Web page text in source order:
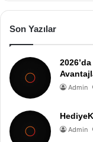
Son Yazılar
Admin
Admin